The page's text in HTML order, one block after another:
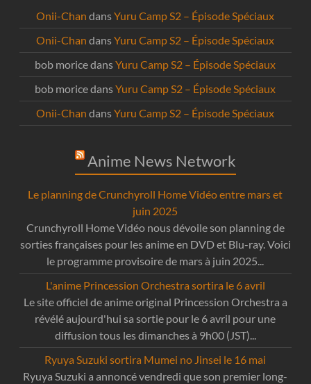
Onii-Chan dansYuru Camp S2 – Épisode Spéciaux
Onii-Chan dansYuru Camp S2 – Épisode Spéciaux
bob moricedansYuru Camp S2 – Épisode Spéciaux
bob moricedansYuru Camp S2 – Épisode Spéciaux
Onii-Chan dansYuru Camp S2 – Épisode Spéciaux
Anime News Network
Le planning de Crunchyroll Home Vidéo entre mars et
juin 2025
Crunchyroll Home Vidéo nous dévoile son planning de
sorties françaises pour les anime en DVD et Blu-ray. Voici
le programme provisoire de mars à juin 2025...
L'anime Princession Orchestra sortira le 6 avril
Le site officiel de anime original Princession Orchestra a
révélé aujourd'hui sa sortie pour le 6 avril pour une
diffusion tous les dimanches à 9h00 (JST)...
Ryuya Suzuki sortira Mumei no Jinsei le 16 mai
Ryuya Suzuki a annoncé vendredi que son premier long-